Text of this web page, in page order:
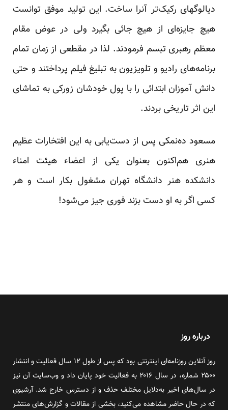
دیالوگهای رکیک‌تر آنرا ساخت. این تولید موفق توانست
هیچ جایزه‌ای از هیچ جائی بگیرد ولی در عوض مقام
معظم رهبری تبسم فرمودند. لذا در مقطعی از زمان تمام
برنامه‌های رادیو و تلویزیون به تبلیغ فیلم پرداختند و حتی
دانش آموزان ابتدائی را با پول خودشان زورکی به تماشای
این اثر تاریخی بردند.
مسعود ده‌نمکی پس از دست‌یابی به این افتخارات عظیم
هنری هم‌اکنون بعنوان یکی از اعضاء هیئت امناء
دانشکده هنر دانشگاه تهران مشغول بکار است و هر
کسی اگر به او دست بزند فوری جیز می‌شود!
درباره روز
روز آنلاین روزنامه‌ای اینترنتی بود که پس از طول ۱۲ سال فعالیت و انتشار
۲۵۰۰ شماره، در سال ۲۰۱۶ به فعالیت خود پایان داد و وب‌سایت آن نیز
در سال‌های اخیر به‌دلایل مختلف حذف و از دسترس خارج شد. آرشیوی
که در حال حاضر مشاهده می‌کنید، بخشی از مقالات و گزارش‌های منتشر